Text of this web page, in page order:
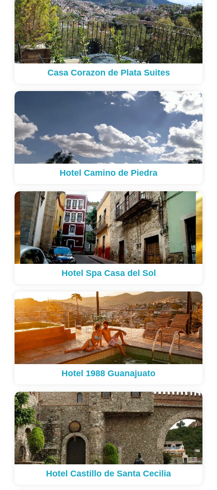
Casa Corazon de Plata Suites
Hotel Camino de Piedra
Hotel Spa Casa del Sol
Hotel 1988 Guanajuato
Hotel Castillo de Santa Cecilia